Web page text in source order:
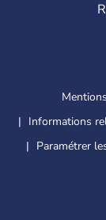
Informations
Paramétrer